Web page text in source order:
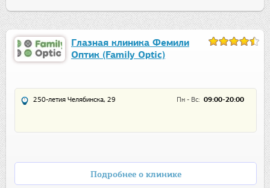
Глазная клиника Фемили
Оптик (Family Optic)
Пн - Вс: 09:00-20:00
250-летия Челябинска, 29
Подробнее о клинике